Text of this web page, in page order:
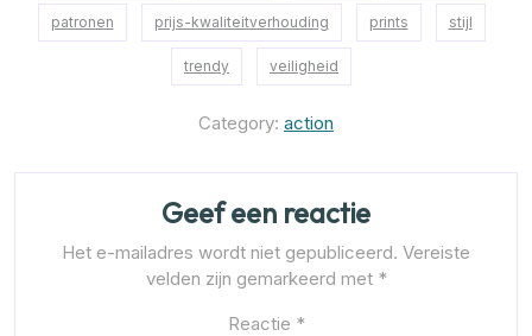
patronen prijs-kwaliteitverhouding prints stijl
trendy veiligheid
Category: action
Geef een reactie
Het e-mailadres wordt niet gepubliceerd. Vereiste
velden zijn gemarkeerd met *
Reactie *